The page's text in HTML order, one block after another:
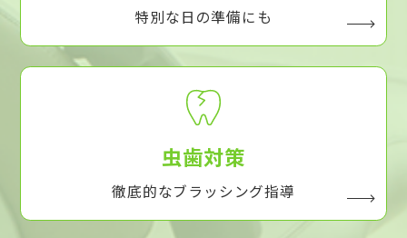
特別な日の準備にも
虫歯対策
徹底的なブラッシング指導